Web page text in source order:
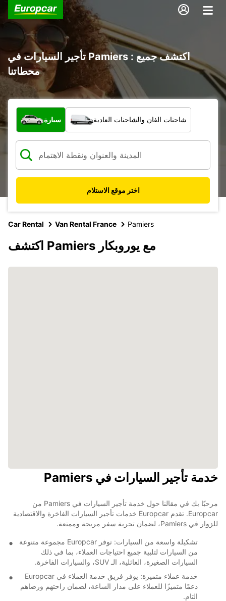
تأجير السيارات في Pamiers : اكتشف جميع
محطاتنا
ما نوع المركبة؟
سيارة شاحنات الفان والشاحنات العادية
اختر موقع الاستلام
Car Rental Van Rental France Pamiers
اكتشف Pamiers مع يوروبكار
خدمة تأجير السيارات في Pamiers
مرحبًا بك في مقالنا حول خدمة تأجير السيارات في Pamiers من
Europcar. تقدم Europcar خدمات تأجير السيارات الفاخرة والاقتصادية
للزوار في Pamiers، لضمان تجربة سفر مريحة وممتعة.
تشكيلة واسعة من السيارات: توفر Europcar مجموعة متنوعة
من السيارات لتلبية جميع احتياجات العملاء، بما في ذلك
السيارات الصغيرة، العائلية، الـ SUV، والسيارات الفاخرة.
خدمة عملاء متميزة: يوفر فريق خدمة العملاء في Europcar
دعمًا متميزًا للعملاء على مدار الساعة، لضمان راحتهم ورضاهم
التام.